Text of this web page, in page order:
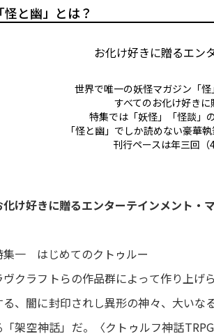
「怪と幽」とは？
お化け好きに贈るエン
世界で唯一の妖怪マガジン「怪
すべてのお化け好き
特集では「妖怪」「怪談」
「怪と幽」でしか読めない豪華
刊行ペースは年三回（
化け好きに贈るエンターテインメント・
集一 はじめてのクトゥルー
ヴクラフトらの作品群によって作り上げ
る、闇に封印されし異形の神々、大いな
「架空神話」だ。〈クトゥルフ神話